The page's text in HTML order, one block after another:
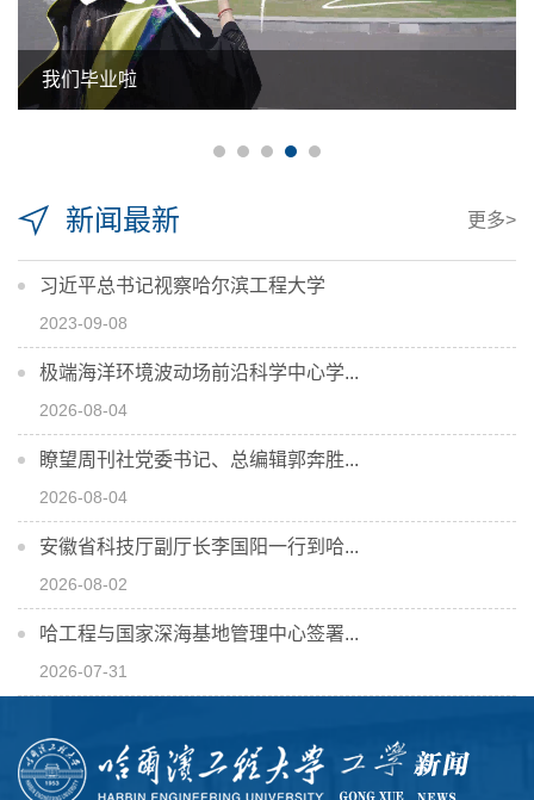
我们毕业啦
新闻最新 更多>
习近平总书记视察哈尔滨工程大学
2023-09-08
极端海洋环境波动场前沿科学中心学...
2026-08-04
瞭望周刊社党委书记、总编辑郭奔胜...
2026-08-04
安徽省科技厅副厅长李国阳一行到哈...
2026-08-02
哈工程与国家深海基地管理中心签署...
2026-07-31